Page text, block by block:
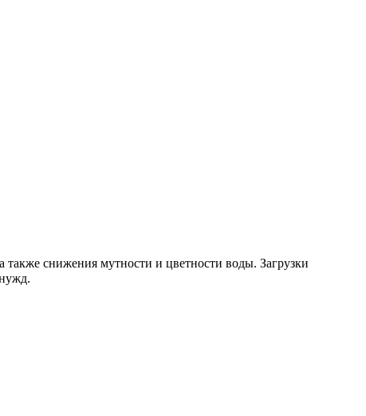
также снижения мутности и цветности воды. Загрузки